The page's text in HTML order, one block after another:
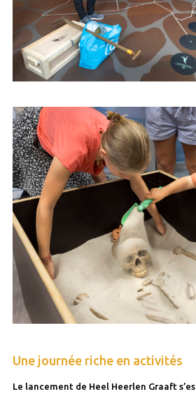
Une journée riche en activités
Le lancement de Heel Heerlen Graaft